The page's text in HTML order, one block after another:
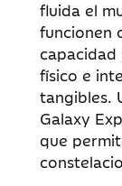
fluida el
funcionen
capacidad
físico e
tangibles.
Galaxy
que